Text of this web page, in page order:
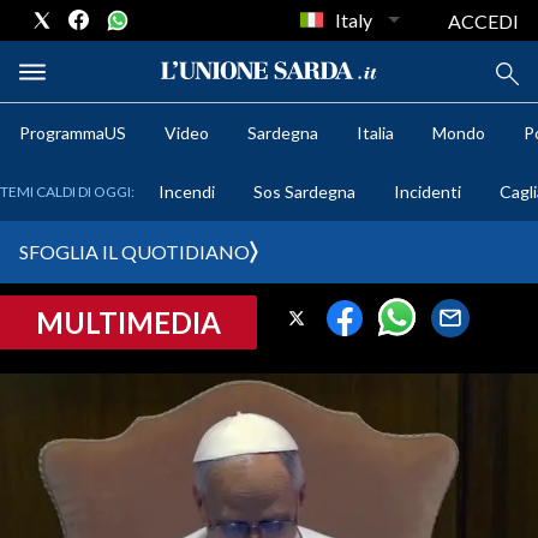
VIDEO
CRONACA SARDEGNA
CAGLIARI
PROVINCIA DI CAGLIARI
SULCIS IGLESIENTE
Italy ACCEDI
ProgrammaUS Video Sardegna Italia Mondo
TEMI CALDI DI OGGI: Incendi Sos Sardegna Incidenti
SFOGLIA IL QUOTIDIANO
MULTIMEDIA